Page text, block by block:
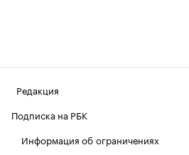
Редакция
Подписка на РБК
Информация об ограничениях